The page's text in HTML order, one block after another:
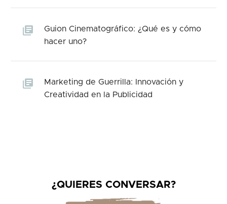
Guion Cinematográfico: ¿Qué es y cómo
hacer uno?
Marketing de Guerrilla: Innovación y
Creatividad en la Publicidad
¿QUIERES CONVERSAR?